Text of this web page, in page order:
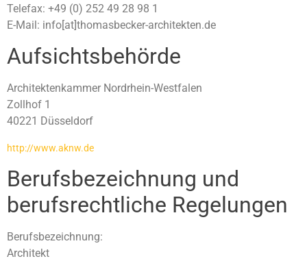
Telefax: +49 (0) 252 49 28 98 1
E-Mail: info[at]thomasbecker-architekten.de
Aufsichtsbehörde
Architektenkammer Nordrhein-Westfalen
Zollhof 1
40221 Düsseldorf
http://www.aknw.de
Berufsbezeichnung und
berufsrechtliche Regelungen
Berufsbezeichnung:
Architekt